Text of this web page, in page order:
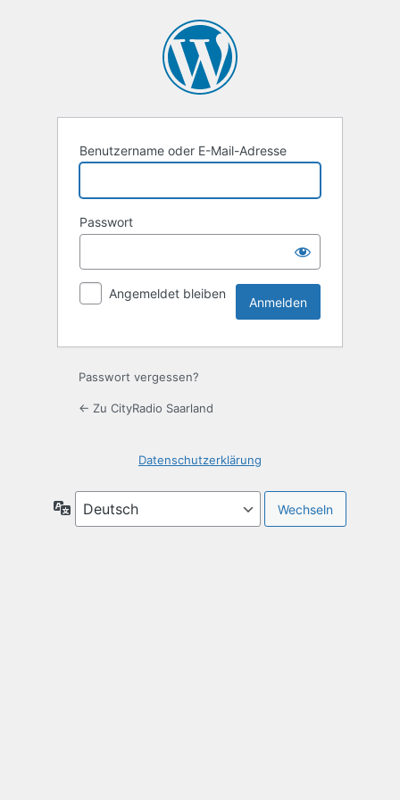
Benutzername oder E-Mail-Adresse
Passwort
Angemeldet bleiben
Passwort vergessen?
← Zu CityRadio Saarland
Datenschutzerklärung
Sprache